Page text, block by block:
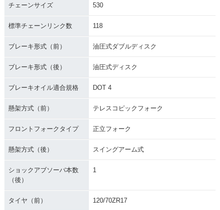
チェーンサイズ 530
標準チェーンリンク数 118
ブレーキ形式（前） 油圧式ダブルディスク
ブレーキ形式（後） 油圧式ディスク
ブレーキオイル適合規格 DOT 4
懸架方式（前） テレスコピックフォーク
フロントフォークタイプ 正立フォーク
懸架方式（後） スイングアーム式
ショックアブソーバ本数
（後）
1
タイヤ（前） 120/70ZR17